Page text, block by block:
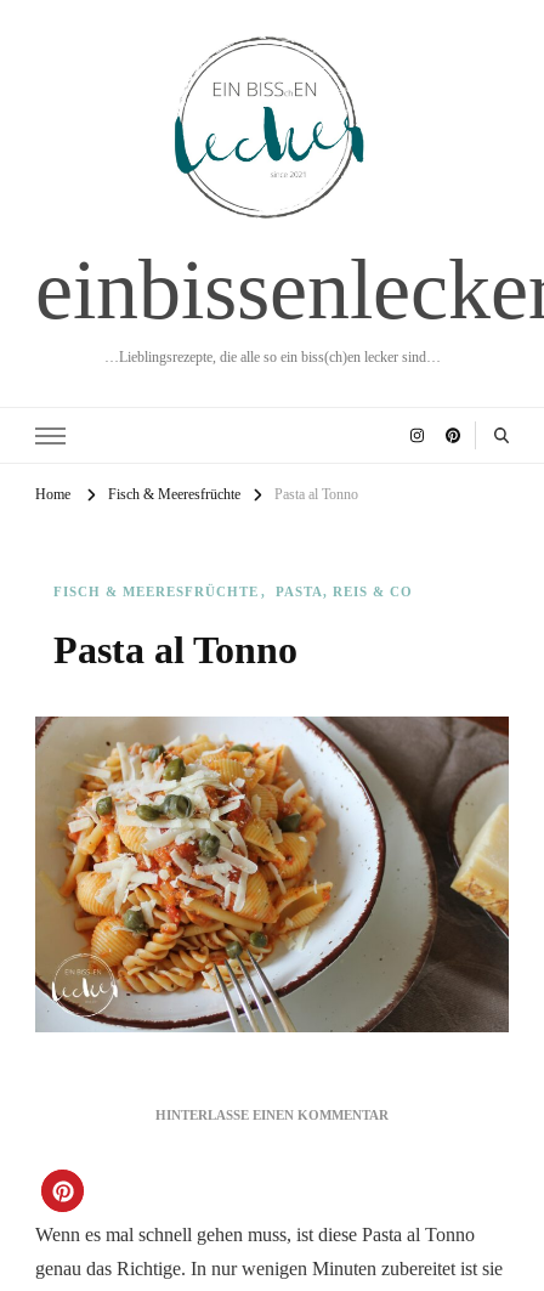
…Lieblingsrezepte, die alle so ein biss(ch)en lecker sind…
Home Fisch & Meeresfrüchte Pasta al Tonno
FISCH & MEERESFRÜCHTE PASTA, REIS & CO
Pasta al Tonno
HINTERLASSE EINEN KOMMENTAR
Wenn es mal schnell gehen muss, ist diese Pasta al Tonno
genau das Richtige. In nur wenigen Minuten zubereitet ist sie